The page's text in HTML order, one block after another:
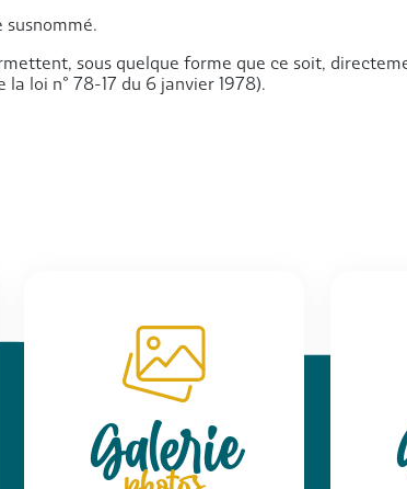
sous quelque forme que ce soit,
loi n° 78-17 du 6 janvier 1978).
Galerie